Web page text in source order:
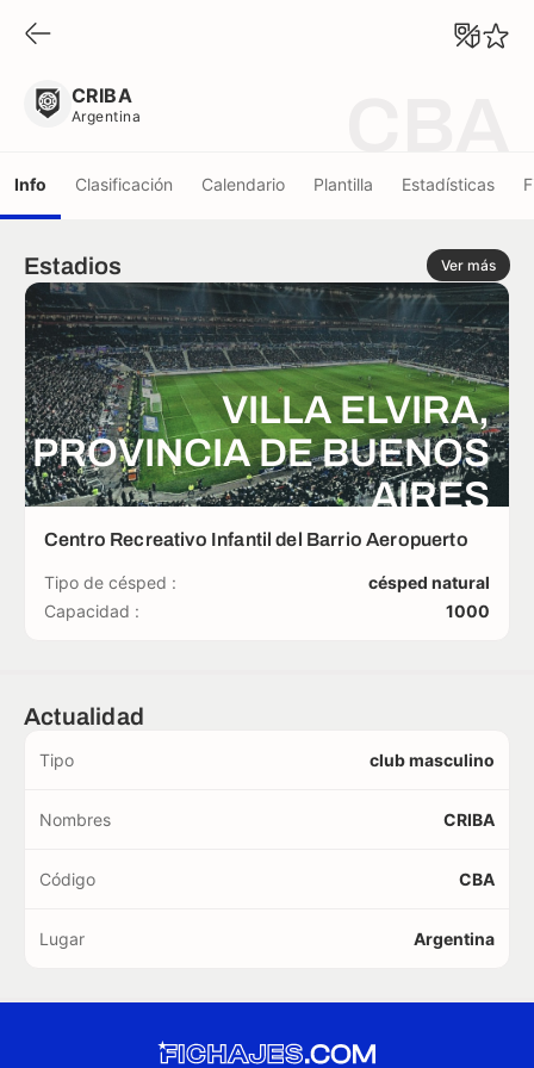
CRIBA
Argentina
Info Clasificación Calendario Plantilla Estadísticas
Estadios Ver más
VILLA ELVIRA,
PROVINCIA DE BUENOS
AIRES
Centro Recreativo Infantil del Barrio Aeropuerto
Tipo de césped :
césped natural
Capacidad :
1000
Actualidad
Tipo club masculino
Nombres CRIBA
Código CBA
Lugar Argentina